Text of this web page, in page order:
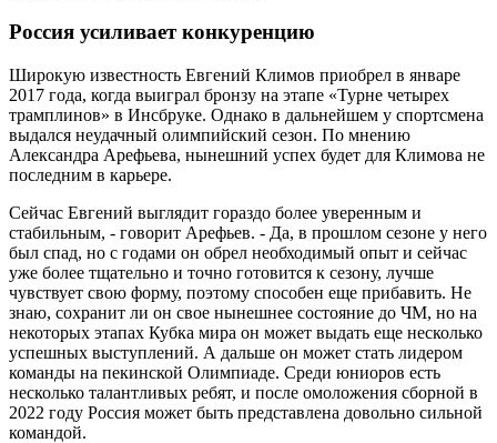
Россия усиливает конкуренцию
Широкую известность Евгений Климов приобрел в январе
2017 года, когда выиграл бронзу на этапе «Турне четырех
трамплинов» в Инсбруке. Однако в дальнейшем у спортсмена
выдался неудачный олимпийский сезон. По мнению
Александра Арефьева, нынешний успех будет для Климова не
последним в карьере.
Сейчас Евгений выглядит гораздо более уверенным и
стабильным, - говорит Арефьев. - Да, в прошлом сезоне у него
был спад, но с годами он обрел необходимый опыт и сейчас
уже более тщательно и точно готовится к сезону, лучше
чувствует свою форму, поэтому способен еще прибавить. Не
знаю, сохранит ли он свое нынешнее состояние до ЧМ, но на
некоторых этапах Кубка мира он может выдать еще несколько
успешных выступлений. А дальше он может стать лидером
команды на пекинской Олимпиаде. Среди юниоров есть
несколько талантливых ребят, и после омоложения сборной в
2022 году Россия может быть представлена довольно сильной
командой.